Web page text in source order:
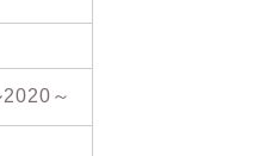
～